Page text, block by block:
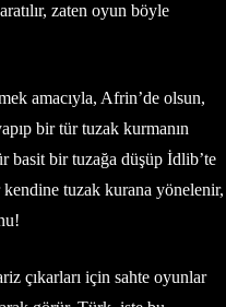
zaten oyun böyle
amacıyla, Afrin’de olsun,
bir tür tuzak kurmanın
basit bir tuzağa düşüp İdlib’te
kendine tuzak kurana yönelenir,
çıkarları için sahte oyunlar